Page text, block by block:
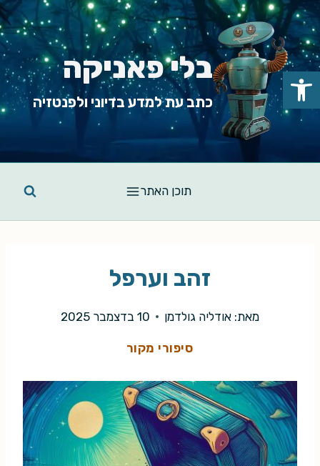
Skip
to
content
בלי פאניקה
כתב עת למדע בדיוני ולפנטזיה
תוכן האתר
זהב וערפל
מאת: אודליה גולדמן 10 בדצמבר 2025
סיפורי מקור
פתח סרגל נגישות